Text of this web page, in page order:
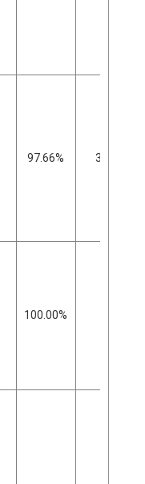
97.66% 362
100.00%